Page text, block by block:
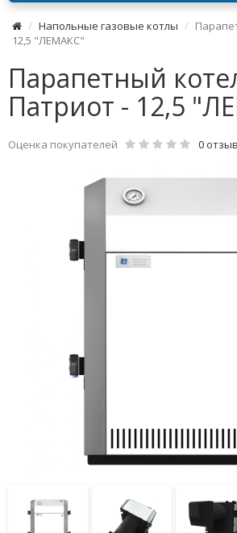
Напольные газовые котлы
12,5 "ЛЕМАКС"
Парапетный
Патриот - 12,5
Оценка покупателей 0